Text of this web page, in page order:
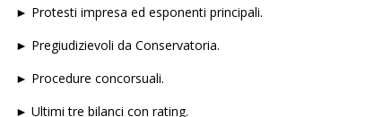
► Protesti impresa ed esponenti principali.
► Pregiudizievoli da Conservatoria.
► Procedure concorsuali.
► Ultimi tre bilanci con rating.